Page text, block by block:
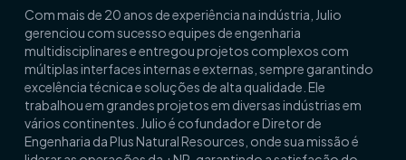
Com mais de 20 anos de experiência na indústria, Julio
gerenciou com sucesso equipes de engenharia
multidisciplinares e entregou projetos complexos com
múltiplas interfaces internas e externas, sempre garantindo
excelência técnica e soluções de alta qualidade. Ele
trabalhou em grandes projetos em diversas indústrias em
vários continentes. Julio é cofundador e Diretor de
Engenharia da Plus Natural Resources, onde sua missão é